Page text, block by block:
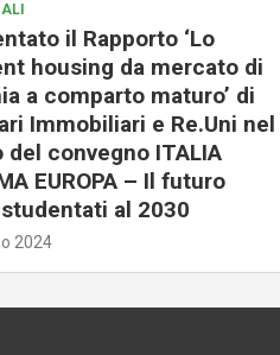
il Rapporto ‘Lo
housing da mercato di
a comparto maturo’ di
Immobiliari e Re.Uni nel
del convegno ITALIA
EUROPA – Il futuro
al 2030
2024